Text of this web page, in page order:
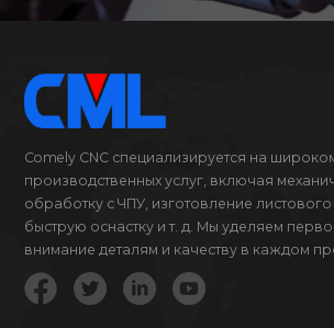
Comely CNC специализируется на
производственных услуг, включая
обработку с ЧПУ, изготовление листового
быструю оснастку и т. д. Мы уделяем
внимание деталям и качеству в каждом
продукте, за который мы беремся.